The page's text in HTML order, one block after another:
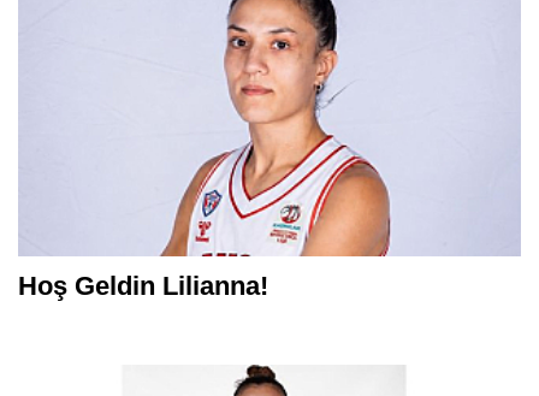
Hoş Geldin Lilianna!